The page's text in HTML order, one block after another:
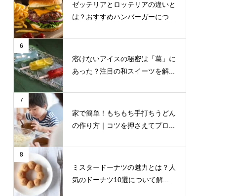
ゼッテリアとロッテリアの違いと
は？おすすめハンバーガーにつ...
6
溶けないアイスの秘密は「葛」に
あった？注目の和スイーツを解...
7
家で簡単！もちもち手打ちうどん
の作り方｜コツを押さえてプロ...
8
ミスタードーナツの魅力とは？人
気のドーナツ10選について解...